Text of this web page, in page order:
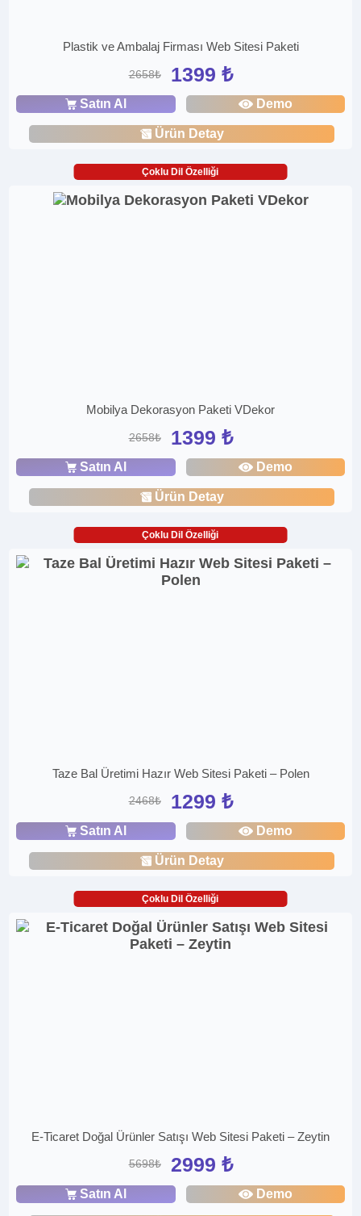
Plastik ve Ambalaj Firması Web Sitesi Paketi
2658₺ 1399 ₺
Satın Al Demo
Ürün Detay
Çoklu Dil Özelliği
Mobilya Dekorasyon Paketi VDekor
2658₺ 1399 ₺
Satın Al Demo
Ürün Detay
Çoklu Dil Özelliği
Taze Bal Üretimi Hazır Web Sitesi Paketi – Polen
2468₺ 1299 ₺
Satın Al Demo
Ürün Detay
Çoklu Dil Özelliği
E-Ticaret Doğal Ürünler Satışı Web Sitesi Paketi – Zeytin
5698₺ 2999 ₺
Satın Al Demo